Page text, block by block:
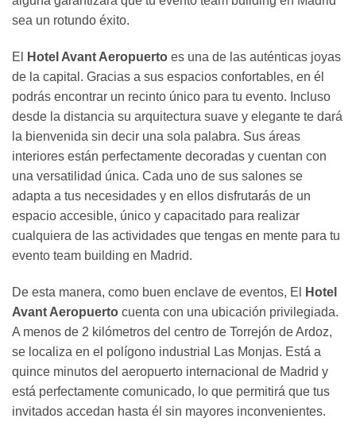
sea un rotundo éxito.
El Hotel Avant Aeropuerto es una de las auténticas joyas
de la capital. Gracias a sus espacios confortables, en él
podrás encontrar un recinto único para tu evento. Incluso
desde la distancia su arquitectura suave y elegante te dará
la bienvenida sin decir una sola palabra. Sus áreas
interiores están perfectamente decoradas y cuentan con
una versatilidad única. Cada uno de sus salones se
adapta a tus necesidades y en ellos disfrutarás de un
espacio accesible, único y capacitado para realizar
cualquiera de las actividades que tengas en mente para tu
evento team building en Madrid.
De esta manera, como buen enclave de eventos, El
Hotel
Avant Aeropuerto cuenta con una ubicación privilegiada.
A menos de 2 kilómetros del centro de Torrejón de Ardoz,
se localiza en el polígono industrial Las Monjas. Está a
quince minutos del aeropuerto internacional de Madrid y
está perfectamente comunicado, lo que permitirá que tus
invitados accedan hasta él sin mayores inconvenientes.